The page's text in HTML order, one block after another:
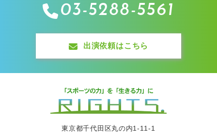
03-5288-5561
出演依頼はこちら
東京都千代田区丸の内1-11-1